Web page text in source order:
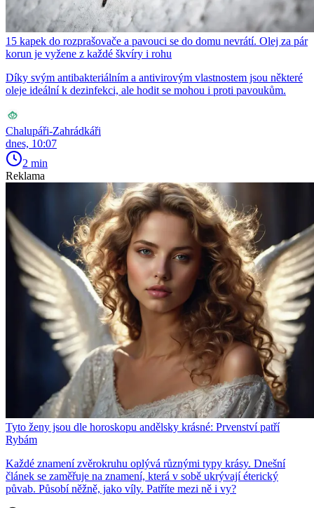
15 kapek do rozprašovače a pavouci se do domu nevrátí. Olej za pár
korun je vyžene z každé škvíry i rohu
Díky svým antibakteriálním a antivirovým vlastnostem jsou některé
oleje ideální k dezinfekci, ale hodit se mohou i proti pavoukům.
Chalupáři-Zahrádkáři
dnes, 10:07
2 min
Reklama
Tyto ženy jsou dle horoskopu andělsky krásné: Prvenství patří
Rybám
Každé znamení zvěrokruhu oplývá různými typy krásy. Dnešní
článek se zaměřuje na znamení, která v sobě ukrývají éterický
půvab. Působí něžně, jako víly. Patříte mezi ně i vy?